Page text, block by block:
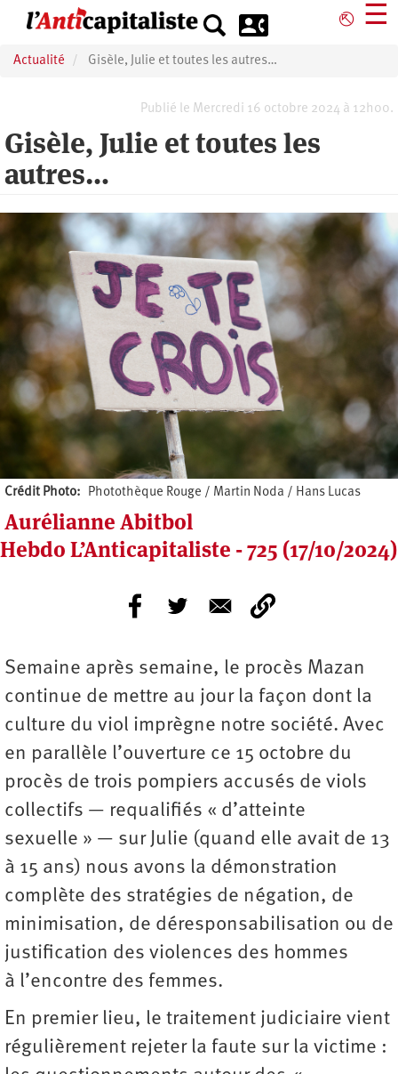
principal
⎋ ☰
Actualité Gisèle, Julie et toutes les autres…
Publié le Mercredi 16 octobre 2024 à 12h00.
Gisèle, Julie et toutes les
autres…
Crédit Photo Photothèque Rouge / Martin Noda / Hans Lucas
Aurélianne Abitbol
Hebdo L’Anticapitaliste - 725 (17/10/2024)
Semaine après semaine, le procès Mazan
continue de mettre au jour la façon dont la
culture du viol imprègne notre société. Avec
en parallèle l’ouverture ce 15 octobre du
procès de trois pompiers accusés de viols
collectifs — requalifiés « d’atteinte
sexuelle » — sur Julie (quand elle avait de 13
à 15 ans) nous avons la démonstration
complète des stratégies de négation, de
minimisation, de déresponsabilisation ou de
justification des violences des hommes
à l’encontre des femmes.
En premier lieu, le traitement judiciaire vient
régulièrement rejeter la faute sur la victime :